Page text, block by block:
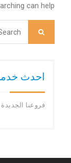
can help.
احدث
فروعنا